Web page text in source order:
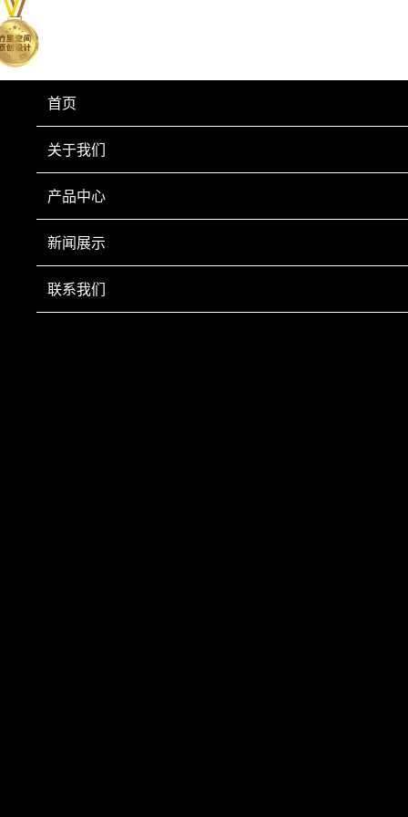
首页
关于我们
产品中心
新闻展示
联系我们